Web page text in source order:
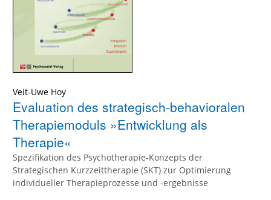
Veit-Uwe Hoy
Evaluation des strategisch-behavioralen
Therapiemoduls »Entwicklung als
Therapie«
Spezifikation des Psychotherapie-Konzepts der
Strategischen Kurzzeittherapie (SKT) zur Optimierung
individueller Therapieprozesse und -ergebnisse